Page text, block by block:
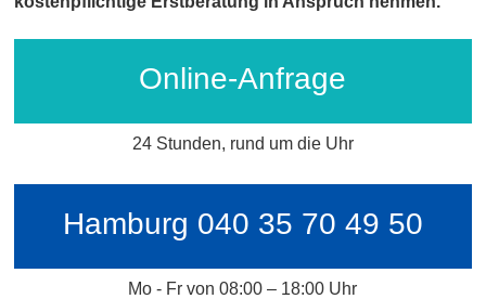
Online-Anfrage
24 Stunden, rund um die Uhr
Hamburg 040 35 70 49 50
Mo - Fr von 08:00 – 18:00 Uhr